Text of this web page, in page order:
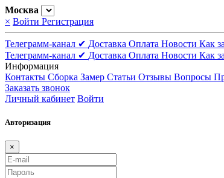
Москва
× Войти Регистрация
Телеграмм-канал ✔ Доставка Оплата Новости Как
Телеграмм-канал ✔ Доставка Оплата Новости Как
Информация
Контакты Сборка Замер Статьи Отзывы Вопросы
Заказать звонок
Личный кабинет Войти
Авторизация
×